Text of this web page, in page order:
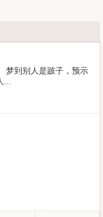
梦到别人是跛子，预示
...